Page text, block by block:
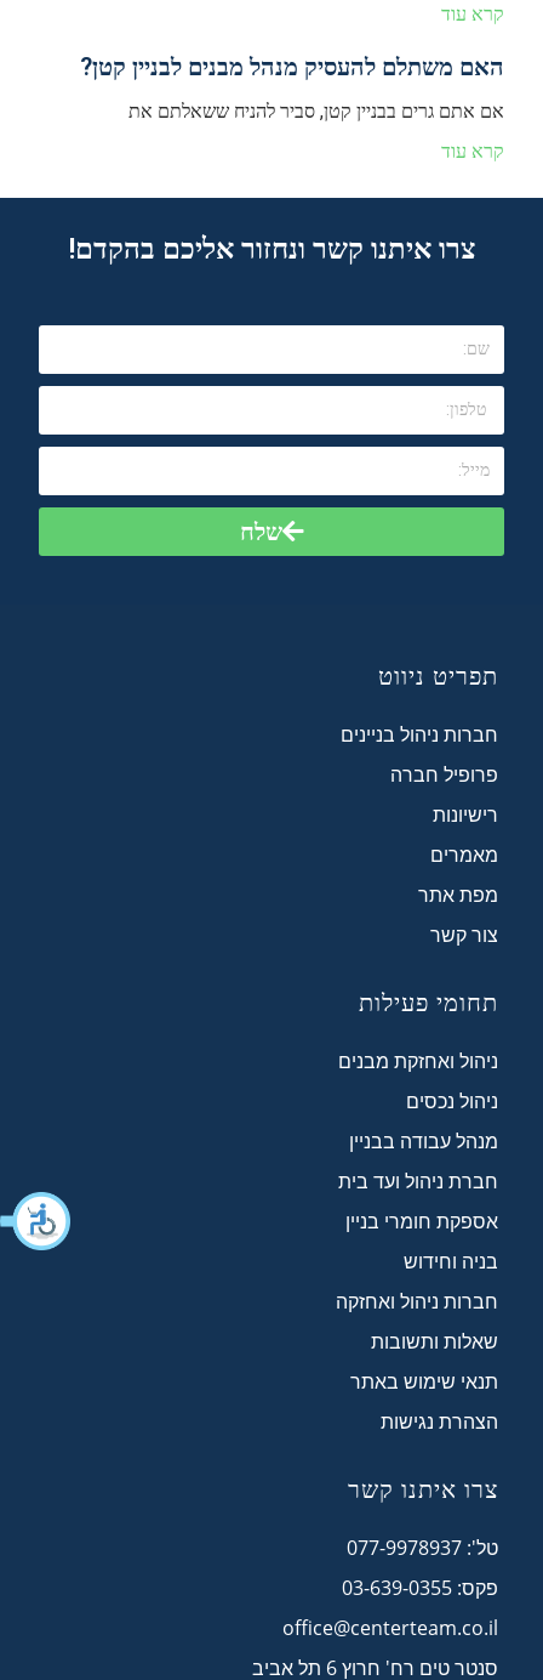
קרא עוד
האם משתלם להעסיק מנהל מבנים לבניין קטן?
אם אתם גרים בבניין קטן, סביר להניח ששאלתם את
קרא עוד
צרו איתנו קשר ונחזור אליכם בהקדם!
שלח
תפריט ניווט
חברות ניהול בניינים
פרופיל חברה
רישיונות
מאמרים
מפת אתר
צור קשר
תחומי פעילות
ניהול ואחזקת מבנים
ניהול נכסים
מנהל עבודה בבניין
חברת ניהול ועד בית
אספקת חומרי בניין
בניה וחידוש
חברות ניהול ואחזקה
שאלות ותשובות
תנאי שימוש באתר
הצהרת נגישות
צרו איתנו קשר
טל': 077-9978937
פקס: 03-639-0355
office@centerteam.co.il
סנטר טים רח' חרוץ 6 תל אביב